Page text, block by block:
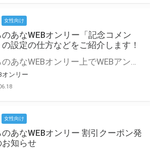
女性向け
のあなWEBオンリー「記念コメン
の設定の仕方などをご紹介します！
とらのあなWEBオンリー上でWEBアンソロジーが作成できる「記念コメント」について、その使い方や作成手順を解説します！ 支援タイプを「サークル参加型」「サークル参加型・マルシェ(イベント会場)機能付き」でお申し込みいただいている主催者様はぜひご活用ください♪ とらのあなWEBオンリーサイトはこちら
オンリー
女性向け
のあなWEBオンリー 割引クーポン発
お知らせ